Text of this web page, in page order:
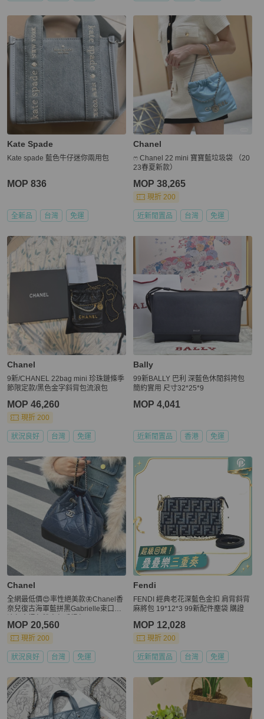
Kate Spade
Kate spade 藍色牛仔迷你兩用包
MOP 836
全新品 台灣 免運
Chanel
ෆ Chanel 22 mini 寶寶藍垃圾袋 （20
23春夏新款）
MOP 38,265
現折 200
近新閒置品 台灣 免運
Chanel
9新/CHANEL 22bag mini 珍珠鏈條季
節限定款/黑色金字斜背包流浪包
MOP 46,260
現折 200
狀況良好 台灣 免運
Bally
99新BALLY 巴利 深藍色休閒斜挎包
簡約實用 尺寸32*25*9
MOP 4,041
近新閒置品 香港 免運
Chanel
全網最低價😍率性絕美款🦋Chanel香
奈兒復古海軍藍拼黑Gabrielle束口流
MOP 20,560
現折 200
狀況良好 台灣 免運
Fendi
FENDI 經典老花深藍色金扣 肩背斜背
麻將包 19*12*3 99新配件塵袋 購證
MOP 12,028
現折 200
近新閒置品 台灣 免運